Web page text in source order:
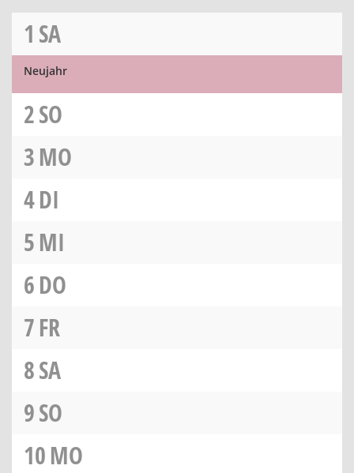
1 SA
Neujahr
2SO
3MO
4DI
5MI
6DO
7FR
8SA
9SO
10MO